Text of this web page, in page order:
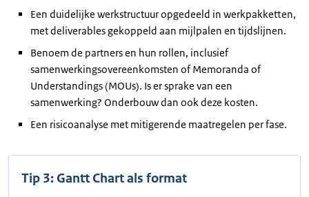
Een duidelijke werkstructuur opgedeeld in werkpakketten,
met deliverables gekoppeld aan mijlpalen en tijdslijnen.
Benoem de partners en hun rollen, inclusief
samenwerkingsovereenkomsten of Memoranda of
Understandings (MOUs). Is er sprake van een
samenwerking? Onderbouw dan ook deze kosten.
Een risicoanalyse met mitigerende maatregelen per fase.
Tip 3: Gantt Chart als format